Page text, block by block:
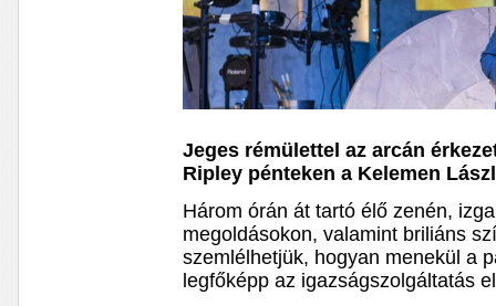
Jeges rémülettel az arcán
Ripley pénteken a Kelemen
Három órán át tartó élő zenén,
megoldásokon, valamint briliáns
szemlélhetjük, hogyan menekül a
legfőképp az igazságszolgáltatás